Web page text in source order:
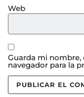
Web
Guarda mi
navegador para la